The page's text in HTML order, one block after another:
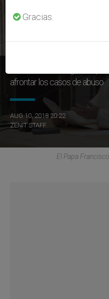
ÚLTIMAS NOTICIAS
Chile: Francisco sigue los
afrontar los casos de abuso
AUG 10, 2018 20:22
ZENIT STAFF
El Papa
Gracias.